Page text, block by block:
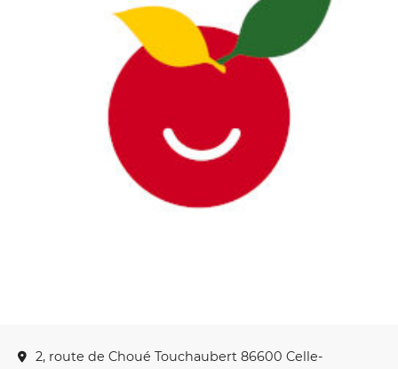
2, route de Choué Touchaubert 86600 Celle-